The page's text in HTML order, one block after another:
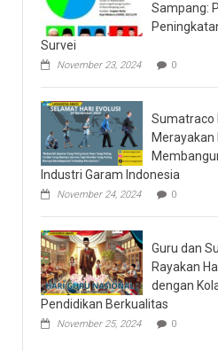
Sampang:
Survei
November 23, 2024 0
Sumatraco
Merayakan
Industri Garam Indonesia
November 24, 2024 0
Guru dan
Rayakan
dengan
Pendidikan Berkualitas
November 25, 2024 0